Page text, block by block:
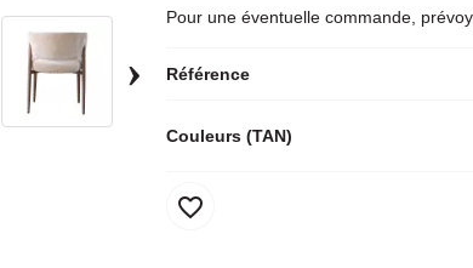
›
Pour une éventuelle commande,
Référence
Couleurs (TAN)
favorite_border